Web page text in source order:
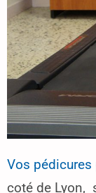
Vos
coté de Lyon,